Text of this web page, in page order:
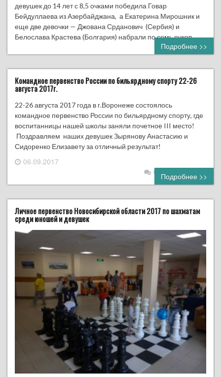
девушек до 14 лет с 8,5 очками победила Говар
Бейдуллаева из Азербайджана, а Екатерина Мирошник и
еще две девочки — Джована Срданович (Сербия) и
Белослава Крастева (Болгария) набрали по семь очков,…
Подробнее >>
Командное первенство России по бильярдному спорту 22-26
августа 2017г.
22-26 августа 2017 года в г.Воронеже состоялось
командное первенство России по бильярдному спорту, где
воспитанницы нашей школы заняли почетное III место!
Поздравляем наших девушек Зырянову Анастасию и
Сидоренко Елизавету за отличный результат!
06.09.2017
0 комментариев
Подробнее >>
Личное первенство Новосибирской области 2017 по шахматам
среди юношей и девушек